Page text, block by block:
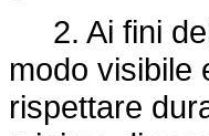
2. Ai fini del
modo visibile
rispettare